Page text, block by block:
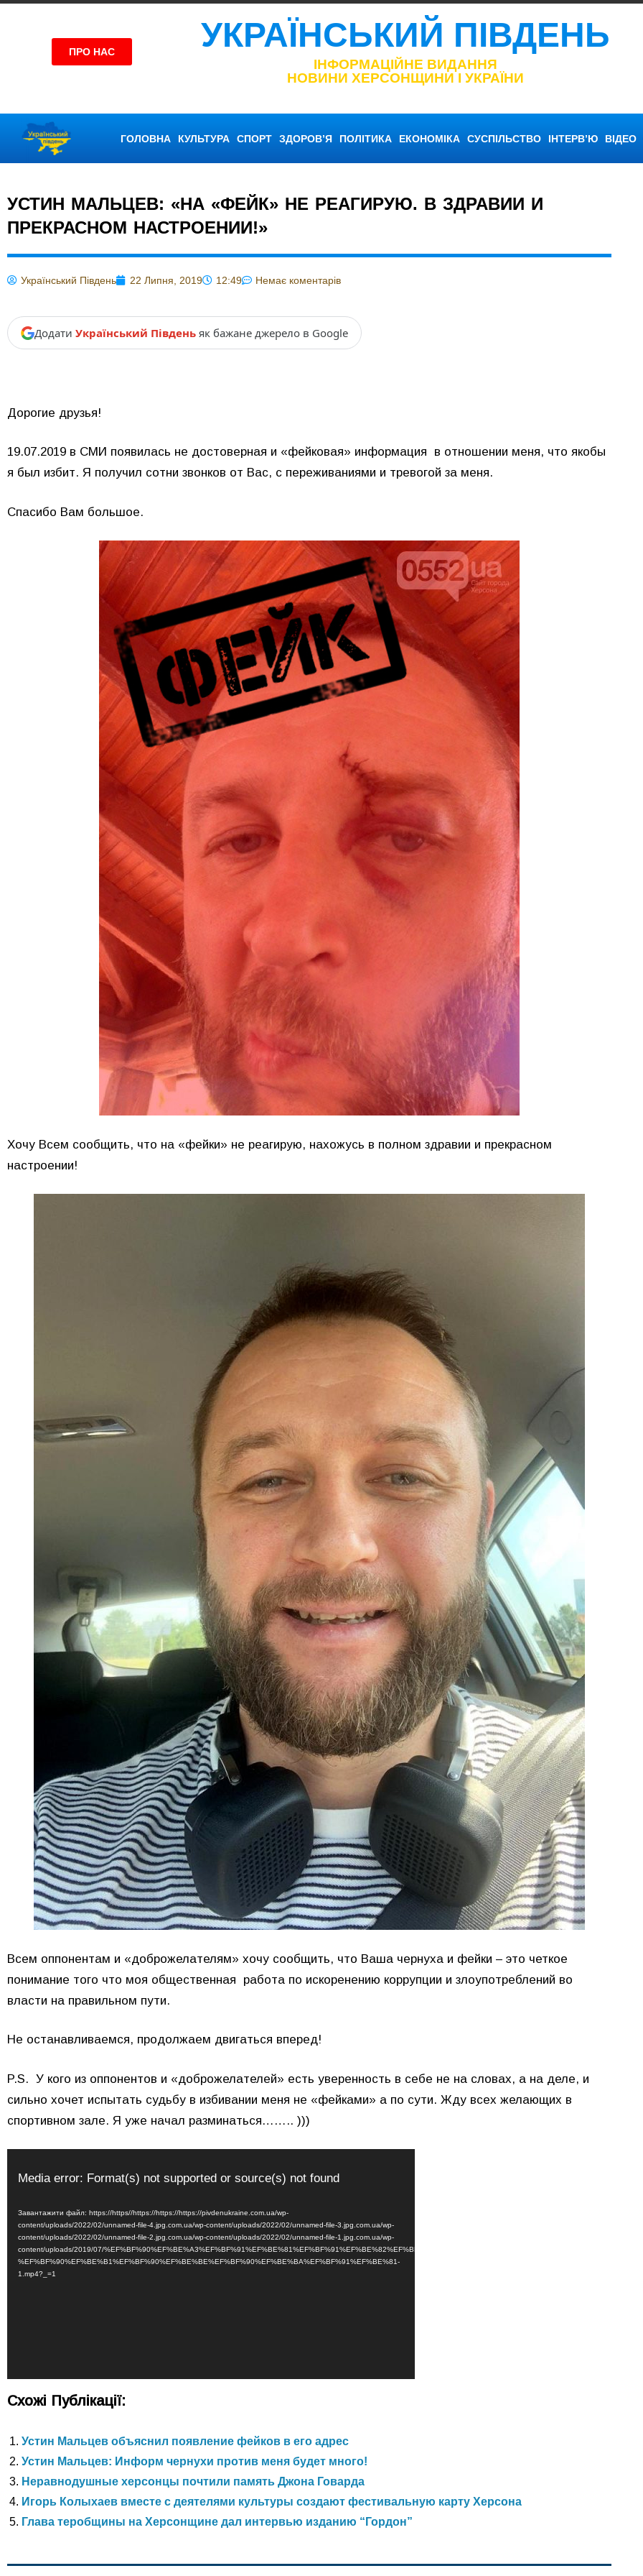
ПРО НАС УКРАЇНСЬКИЙ ПІВДЕНЬ
ІНФОРМАЦІЙНЕ ВИДАННЯ
НОВИНИ ХЕРСОНЩИНИ І УКРАЇНИ
ГОЛОВНА КУЛЬТУРА СПОРТ ЗДОРОВ’Я ПОЛІТИКА ЕКОНОМІКА СУСПІЛЬСТВО ІНТЕРВ’Ю ВІДЕО
УСТИН МАЛЬЦЕВ: «НА «ФЕЙК» НЕ РЕАГИРУЮ. В ЗДРАВИИ И
ПРЕКРАСНОМ НАСТРОЕНИИ!»
Український Південь 22 Липня, 2019 12:49 Немає коментарів
Додати Український Південь як бажане джерело в Google
Дорогие друзья!
19.07.2019 в СМИ появилась не достоверная и «фейковая» информация в отношении меня, что якобы
я был избит. Я получил сотни звонков от Вас, с переживаниями и тревогой за меня.
Спасибо Вам большое.
Хочу Всем сообщить, что на «фейки» не реагирую, нахожусь в полном здравии и прекрасном
настроении!
Всем оппонентам и «доброжелателям» хочу сообщить, что Ваша чернуха и фейки – это четкое
понимание того что моя общественная работа по искоренению коррупции и злоупотреблений во
власти на правильном пути.
Не останавливаемся, продолжаем двигаться вперед!
P.S. У кого из оппонентов и «доброжелателей» есть уверенность в себе не на словах, а на деле, и
сильно хочет испытать судьбу в избивании меня не «фейками» а по сути. Жду всех желающих в
спортивном зале. Я уже начал разминаться…….. )))
Media error: Format(s) not supported or source(s) not found
Завантажити файл: https://https//https://https://https://pivdenukraine.com.ua/wp-
content/uploads/2022/02/unnamed-file-4.jpg.com.ua/wp-content/uploads/2022/02/unnamed-file-3.jpg.com.ua/wp-
content/uploads/2022/02/unnamed-file-2.jpg.com.ua/wp-content/uploads/2022/02/unnamed-file-1.jpg.com.ua/wp-
content/uploads/2019/07/%EF%BF%90%EF%BE%A3%EF%BF%91%EF%BE%81%EF%BF%91%EF%BE%82%EF%BF%90%EF%BE%B8%EF%BF%90%EF%BE%BD-
%EF%BF%90%EF%BE%B1%EF%BF%90%EF%BE%BE%EF%BF%90%EF%BE%BA%EF%BF%91%EF%BE%81-
1.mp4?_=1
Схожі Публікації:
Устин Мальцев объяснил появление фейков в его адрес
Устин Мальцев: Информ чернухи против меня будет много!
Неравнодушные херсонцы почтили память Джона Говарда
Игорь Колыхаев вместе с деятелями культуры создают фестивальную карту Херсона
Глава теробщины на Херсонщине дал интервью изданию “Гордон”